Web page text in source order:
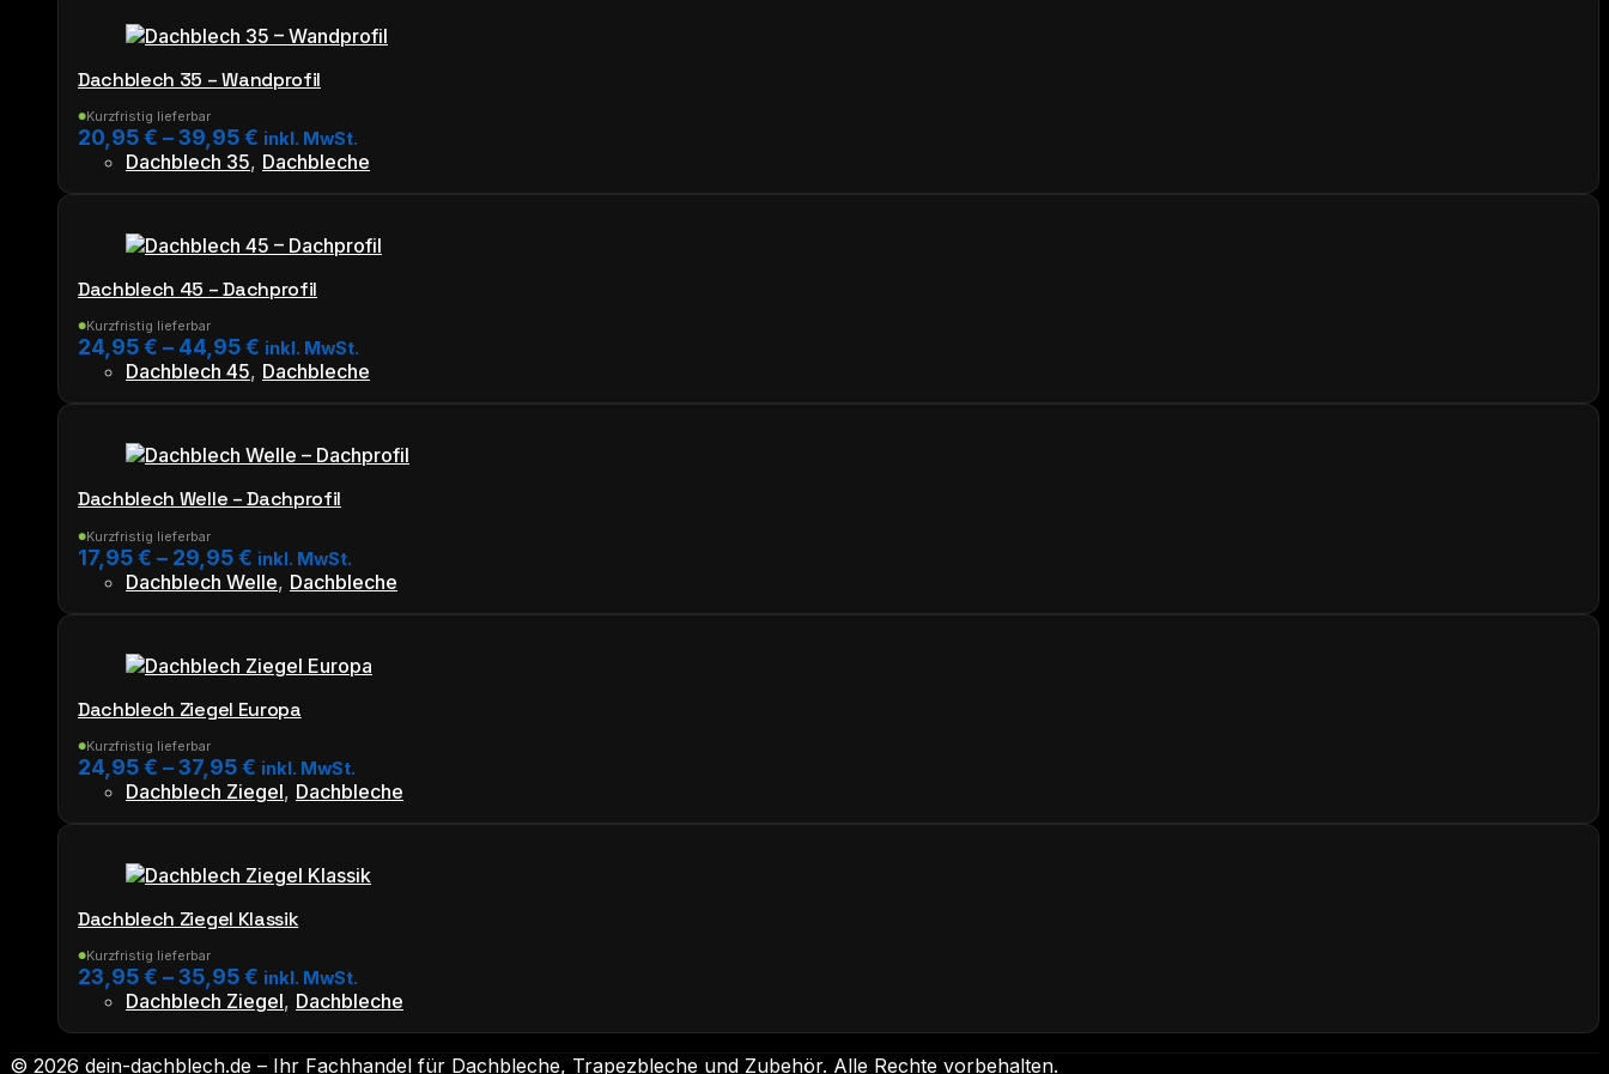
Produktseite
gewählt
werden
mehrere
Varianten
auf.
Die
Optionen
können
Produktseite
gewählt
werden
Dachblech 35 – Wandprofil
●Kurzfristig lieferbar
20,95€ –39,95€ inkl. MwSt.
Dachblech 35, Dachbleche
mehrere
Varianten
auf.
Die
Optionen
können
Produktseite
gewählt
werden
Dachblech 45 – Dachprofil
●Kurzfristig lieferbar
24,95€ – 44,95€ inkl. MwSt.
Dachblech 45, Dachbleche
mehrere
Varianten
auf.
Die
Optionen
können
Produktseite
gewählt
werden
Dachblech Welle – Dachprofil
●Kurzfristig lieferbar
17,95€ – 29,95€ inkl. MwSt.
Dachblech Welle, Dachbleche
mehrere
Varianten
auf.
Die
Optionen
können
Produktseite
gewählt
werden
Dachblech Ziegel Europa
●Kurzfristig lieferbar
24,95€ –37,95€ inkl. MwSt.
Dachblech Ziegel, Dachbleche
mehrere
Varianten
auf.
Die
Optionen
können
auf
der
Dachblech Ziegel Klassik
●Kurzfristig lieferbar
23,95€ –35,95€ inkl. MwSt.
Dachblech Ziegel, Dachbleche
© 2026 dein-dachblech.de – Ihr Fachhandel für Dachbleche, Trapezbleche und Zubehör. Alle Rechte vorbehalten.